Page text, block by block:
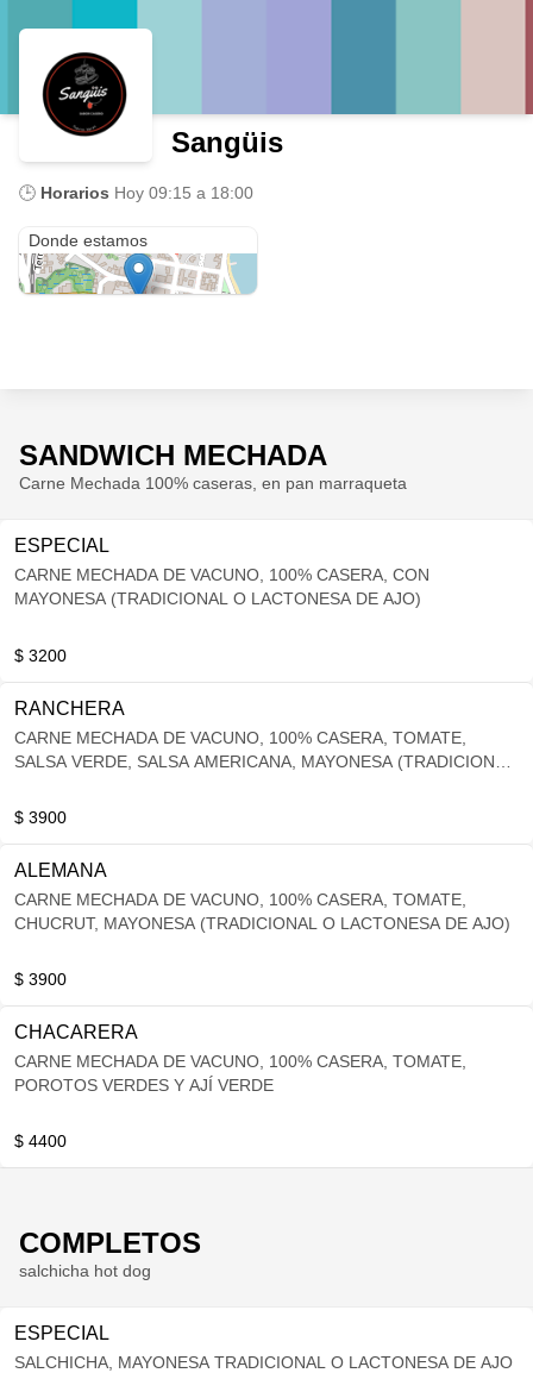
Sangüis
🕒 Horarios Hoy 09:15 a 18:00
Donde estamos
SANDWICH MECHADA
Carne Mechada 100% caseras, en pan marraqueta
ESPECIAL
CARNE MECHADA DE VACUNO, 100% CASERA, CON
MAYONESA (TRADICIONAL O LACTONESA DE AJO)
$ 3200
RANCHERA
CARNE MECHADA DE VACUNO, 100% CASERA, TOMATE,
SALSA VERDE, SALSA AMERICANA, MAYONESA (TRADICIONAL
$ 3900
ALEMANA
CARNE MECHADA DE VACUNO, 100% CASERA, TOMATE,
CHUCRUT, MAYONESA (TRADICIONAL O LACTONESA DE AJO)
$ 3900
CHACARERA
CARNE MECHADA DE VACUNO, 100% CASERA, TOMATE,
POROTOS VERDES Y AJÍ VERDE
$ 4400
COMPLETOS
salchicha hot dog
ESPECIAL
SALCHICHA, MAYONESA TRADICIONAL O LACTONESA DE AJO